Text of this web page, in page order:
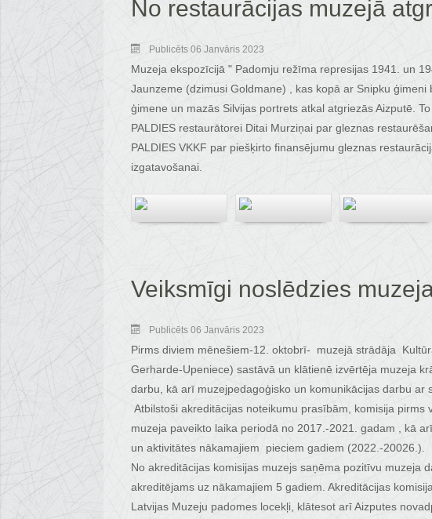
No restaurācijas muzejā
Publicēts 06 Janvāris 2023
Muzeja ekspozīcijā " Padomju režīma represijas 1941. un
Jaunzeme (dzimusi Goldmane) , kas kopā ar Snipku
ģimene un mazās Silvijas portrets atkal atgriezās Aizputē.
PALDIES restaurātorei Ditai Murziņai par gleznas
PALDIES VKKF par piešķirto finansējumu gleznas
izgatavošanai.
Veiksmīgi noslēdzies
Publicēts 06 Janvāris 2023
Pirms diviem mēnešiem-12. oktobrī- muzejā strādāja
Gerharde-Upeniece) sastāvā un klātienē izvērtēja muzeja
darbu, kā arī muzejpedagoģisko un komunikācijas darbu ar
Atbilstoši akreditācijas noteikumu prasībām, komisija
muzeja paveikto laika periodā no 2017.-2021. gadam , kā
un aktivitātes nākamajiem pieciem gadiem (2022.-20026.).
No akreditācijas komisijas muzejs saņēma pozitīvu muzeja
akreditējams uz nākamajiem 5 gadiem. Akreditācijas
Latvijas Muzeju padomes locekļi, klātesot arī Aizputes